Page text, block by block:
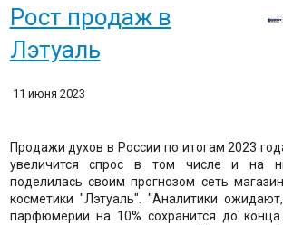
Рост продаж в
Лэтуаль
11 июня 2023
Продажи духов в России по итогам 2023
увеличится спрос в том числе и на
поделилась своим прогнозом сеть
косметики "Лэтуаль". "Аналитики
парфюмерии на 10% сохранится до